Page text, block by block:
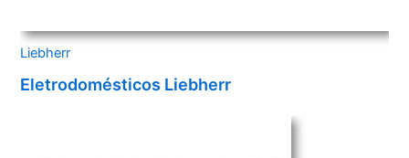
Liebherr
Eletrodomésticos Liebherr